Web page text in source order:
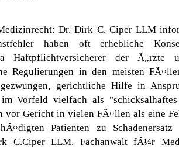
Dr. Dirk C. Ciper LLM
haben oft erhebliche
Haftpflichtversicherer der Ã„rzte
Regulierungen in den meisten
gerichtliche Hilfe in
im Vorfeld vielfach als "schicksalhaftes
vor Gericht in vielen FÃ¤llen als eine
Patienten zu Schadenersatz
C.Ciper LLM, Fachanwalt fÃ¼r